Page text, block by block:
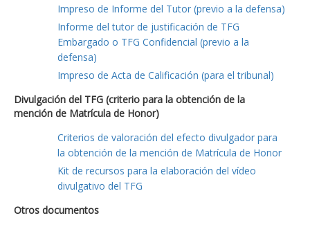
Impreso de Informe del Tutor (previo a la defensa)
Informe del tutor de justificación de TFG
Embargado o TFG Confidencial (previo a la
defensa)
Impreso de Acta de Calificación (para el tribunal)
Divulgación del TFG (criterio para la obtención de la
mención de Matrícula de Honor)
Criterios de valoración del efecto divulgador para
la obtención de la mención de Matrícula de Honor
Kit de recursos para la elaboración del vídeo
divulgativo del TFG
Otros documentos